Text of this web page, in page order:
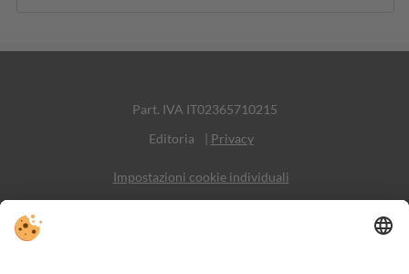
Part. IVA IT02365710215
Editoria
| Privacy
Impostazioni cookie individuali